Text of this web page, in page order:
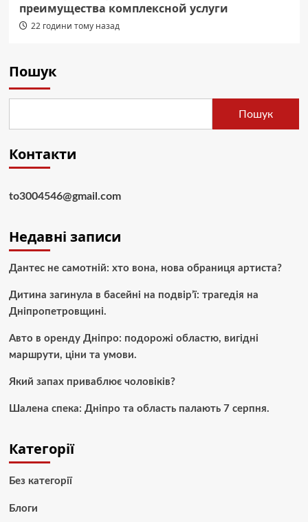
преимущества комплексной услуги
22 години тому назад
Пошук
Пошук
Контакти
to3004546@gmail.com
Недавні записи
Дантес не самотній: хто вона, нова обраниця артиста?
Дитина загинула в басейні на подвір’ї: трагедія на
Дніпропетровщині.
Авто в оренду Дніпро: подорожі областю, вигідні
маршрути, ціни та умови.
Який запах приваблює чоловіків?
Шалена спека: Дніпро та область палають 7 серпня.
Категорії
Без категорії
Блоги